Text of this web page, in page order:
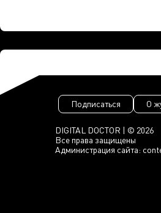
DIGITAL DOCTOR | © 2026
Все права защищены
Администрация сайта:
Подписаться О